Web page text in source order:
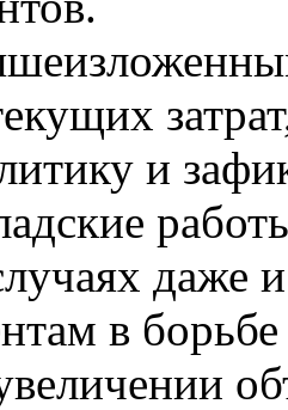
и
в